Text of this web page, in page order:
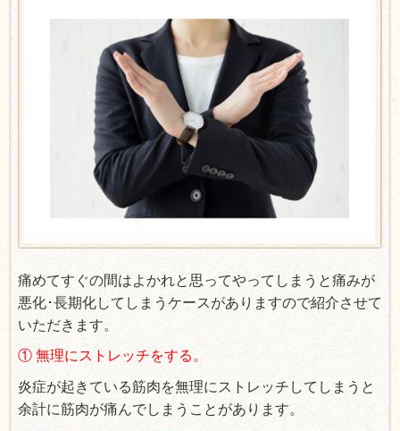
痛めてすぐの間はよかれと思ってやってしまうと痛みが
悪化･長期化してしまうケースがありますので紹介させて
いただきます。
① 無理にストレッチをする。
炎症が起きている筋肉を無理にストレッチしてしまうと
余計に筋肉が痛んでしまうことがあります。